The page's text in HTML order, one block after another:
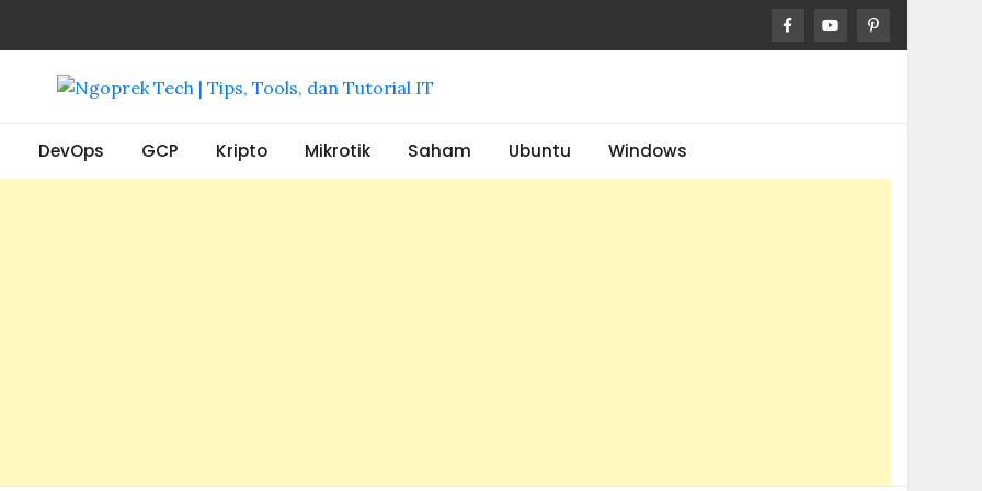
Tools, dan Tutorial IT
DevOps GCP Kripto Mikrotik Saham Ubuntu Windows